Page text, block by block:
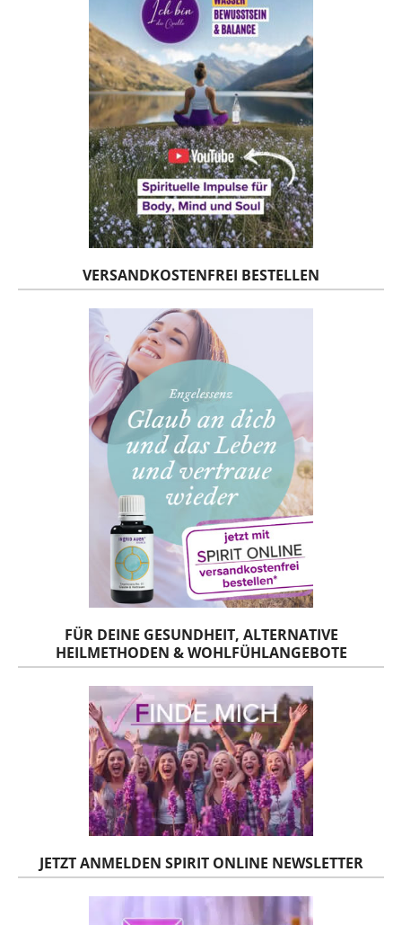
VERSANDKOSTENFREI BESTELLEN
FÜR DEINE GESUNDHEIT, ALTERNATIVE
HEILMETHODEN & WOHLFÜHLANGEBOTE
JETZT ANMELDEN SPIRIT ONLINE NEWSLETTER